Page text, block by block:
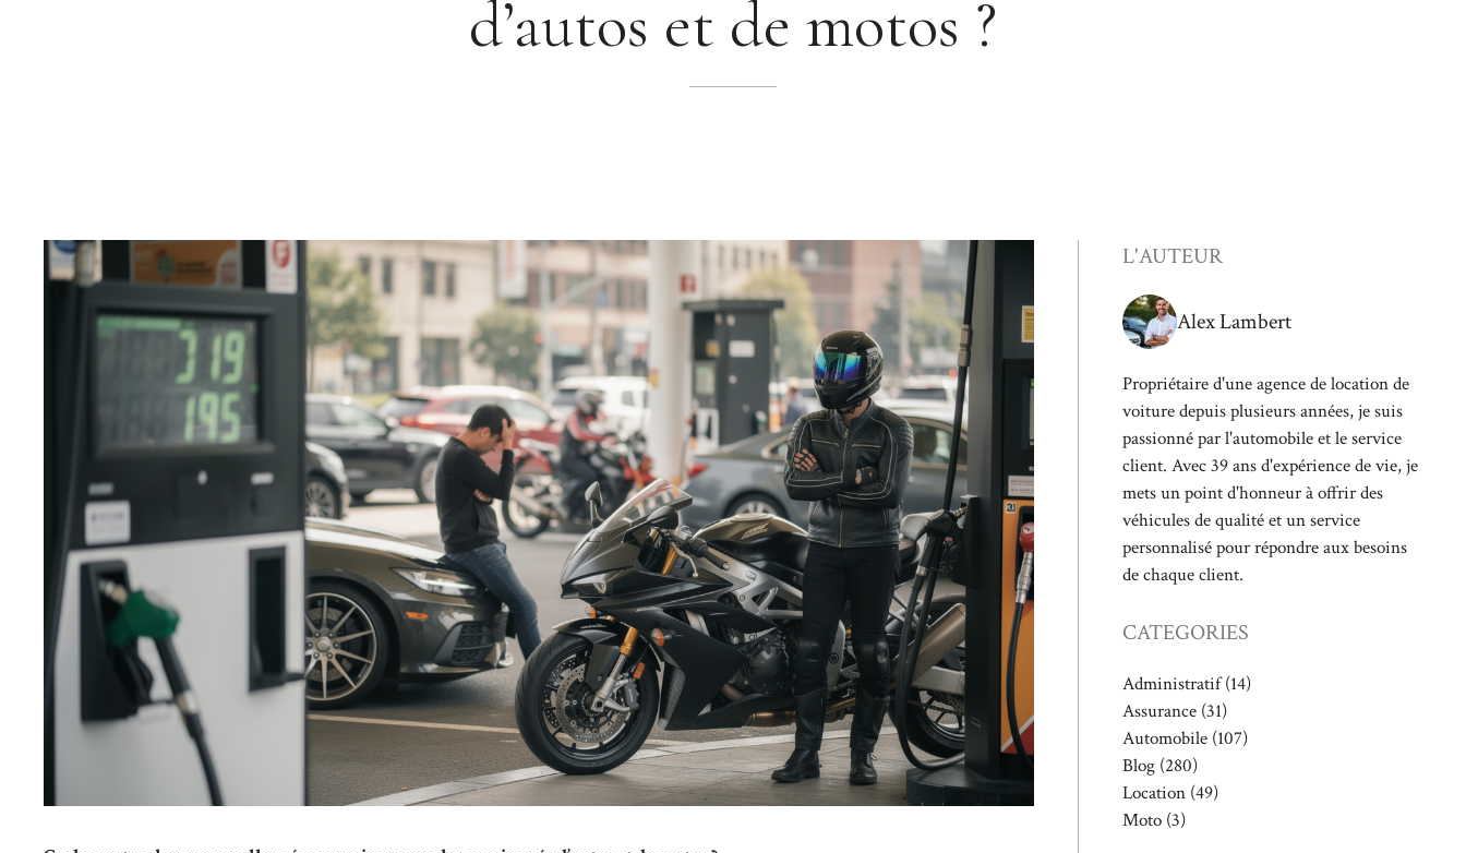
d’autos et de motos ?
L'AUTEUR
Alex Lambert
Propriétaire d'une agence de location de
voiture depuis plusieurs années, je suis
passionné par l'automobile et le service
client. Avec 39 ans d'expérience de vie, je
mets un point d'honneur à offrir des
véhicules de qualité et un service
personnalisé pour répondre aux besoins
de chaque client.
CATEGORIES
Administratif(14)
Assurance (31)
Automobile (107)
Blog (280)
Location (49)
Moto (3)